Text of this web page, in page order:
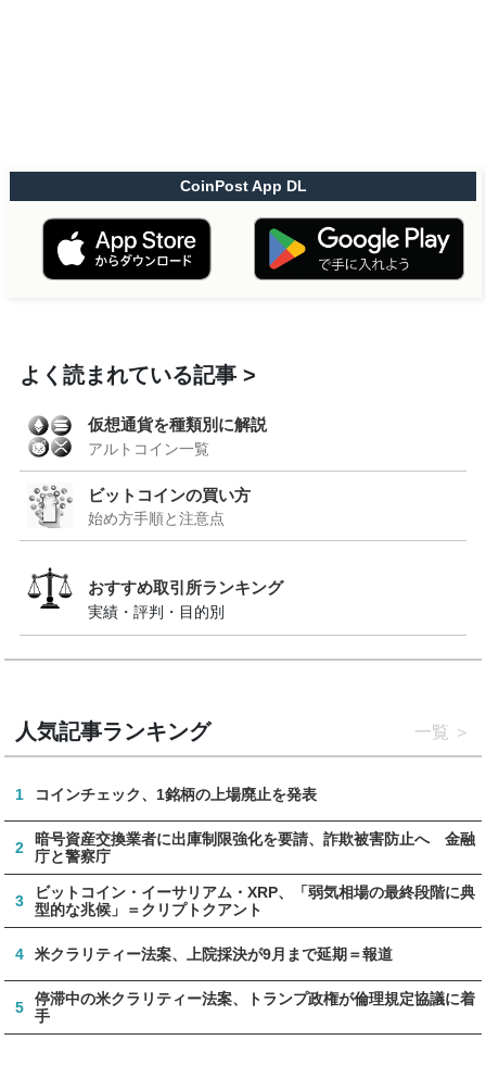
CoinPost App DL
よく読まれている記事
仮想通貨を種類別に解説
アルトコイン一覧
ビットコインの買い方
始め方手順と注意点
おすすめ取引所ランキング
実績・評判・目的別
人気記事ランキング 一覧
1 コインチェック、1銘柄の上場廃止を発表
2
暗号資産交換業者に出庫制限強化を要請、詐欺被害防止へ 金融
庁と警察庁
3
ビットコイン・イーサリアム・XRP、「弱気相場の最終段階に典
型的な兆候」＝クリプトクアント
4 米クラリティー法案、上院採決が9月まで延期＝報道
5
停滞中の米クラリティー法案、トランプ政権が倫理規定協議に着
手